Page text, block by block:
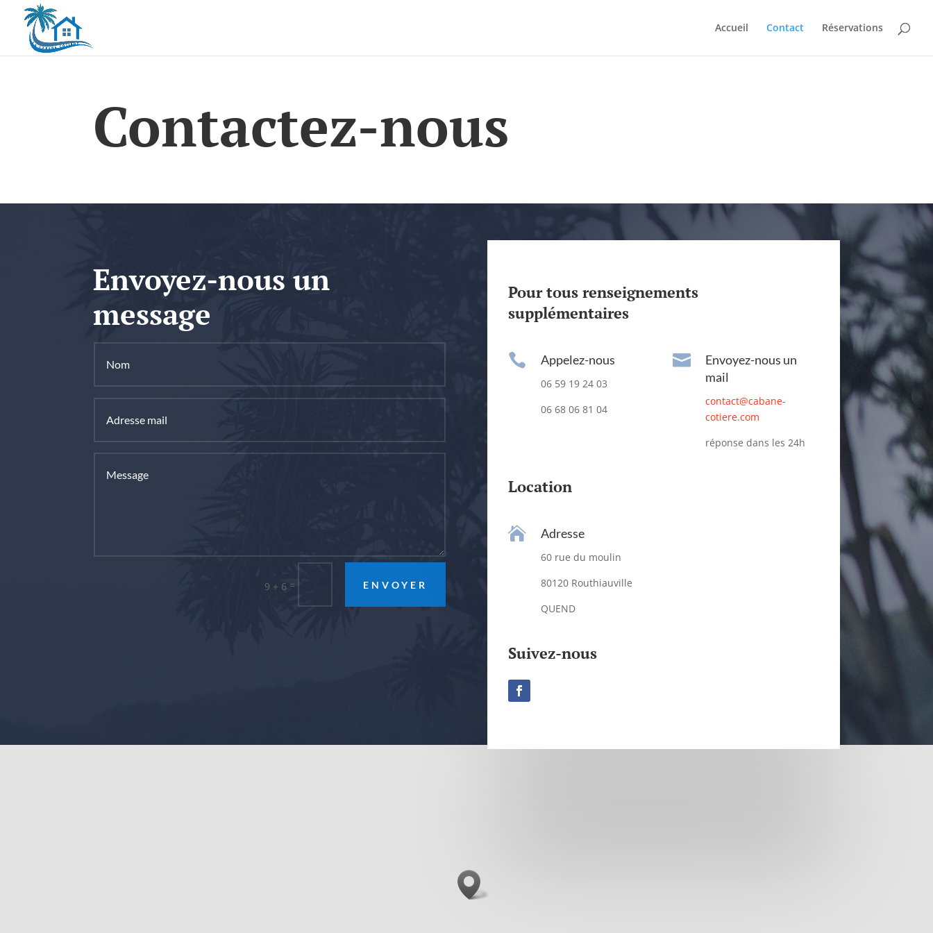
Accueil Contact Réservations
Contactez-nous
Envoyez-nous un
message
9 + 6 = ENVOYER
Pour tous renseignements
supplémentaires
 Appelez-nous
06 59 19 24 03
06 68 06 81 04

Envoyez-nous un
mail
contact@cabane-
cotiere.com
réponse dans les 24h
Location
 Adresse
60 rue du moulin
80120 Routhiauville
QUEND
Suivez-nous